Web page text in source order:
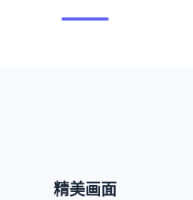
精美画面